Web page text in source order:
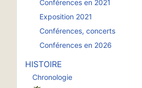
Conférences en 2021
Exposition 2021
Conférences, concerts
Conférences en 2026
HISTOIRE
Chronologie